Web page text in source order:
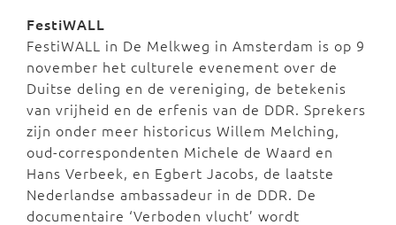
FestiWALL
FestiWALL in De Melkweg in Amsterdam is op 9
november het culturele evenement over de
Duitse deling en de vereniging, de betekenis
van vrijheid en de erfenis van de DDR. Sprekers
zijn onder meer historicus Willem Melching,
oud-correspondenten Michele de Waard en
Hans Verbeek, en Egbert Jacobs, de laatste
Nederlandse ambassadeur in de DDR. De
documentaire ‘Verboden vlucht’ wordt